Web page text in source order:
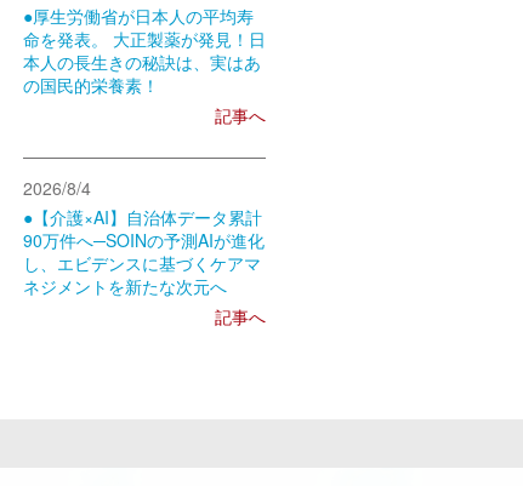
●厚生労働省が日本人の平均寿
命を発表。 大正製薬が発見！日
本人の長生きの秘訣は、実はあ
の国民的栄養素！
記事へ
2026/8/4
●【介護×AI】自治体データ累計
90万件へ─SOINの予測AIが進化
し、エビデンスに基づくケアマ
ネジメントを新たな次元へ
記事へ